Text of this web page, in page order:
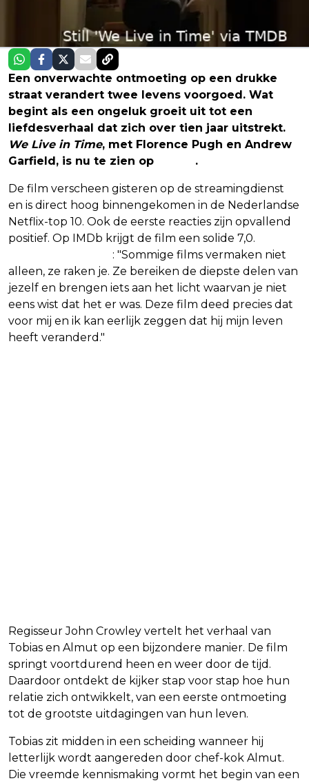
Een onverwachte ontmoeting op een drukke
straat verandert twee levens voorgoed. Wat
begint als een ongeluk groeit uit tot een
liefdesverhaal dat zich over tien jaar uitstrekt.
We Live in Time, met Florence Pugh en Andrew
Garfield, is nu te zien op
.
De film verscheen gisteren op de streamingdienst
en is direct hoog binnengekomen in de Nederlandse
Netflix-top 10. Ook de eerste reacties zijn opvallend
positief. Op IMDb krijgt de film een solide 7,0.
: "Sommige films vermaken niet
alleen, ze raken je. Ze bereiken de diepste delen van
jezelf en brengen iets aan het licht waarvan je niet
eens wist dat het er was. Deze film deed precies dat
voor mij en ik kan eerlijk zeggen dat hij mijn leven
heeft veranderd."
Regisseur John Crowley vertelt het verhaal van
Tobias en Almut op een bijzondere manier. De film
springt voortdurend heen en weer door de tijd.
Daardoor ontdekt de kijker stap voor stap hoe hun
relatie zich ontwikkelt, van een eerste ontmoeting
tot de grootste uitdagingen van hun leven.
Tobias zit midden in een scheiding wanneer hij
letterlijk wordt aangereden door chef-kok Almut.
Die vreemde kennismaking vormt het begin van een